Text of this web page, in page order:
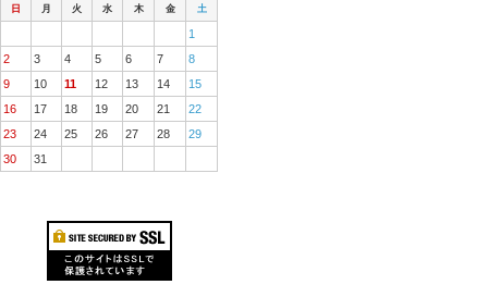
日 月 火 水 木 金 土
1
2
3 4 5 6 7
8
9
10 11 12 13 14
15
16
17 18 19 20 21
22
23
24 25 26 27 28
29
30
31